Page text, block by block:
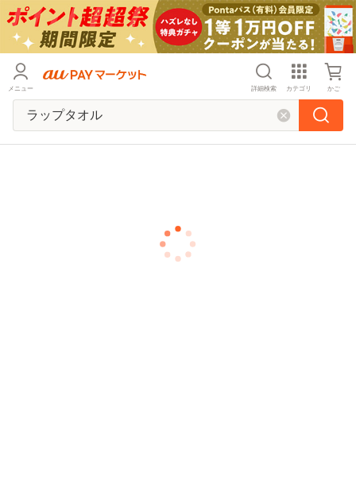
メニュー 詳細検索 カテゴリ かご